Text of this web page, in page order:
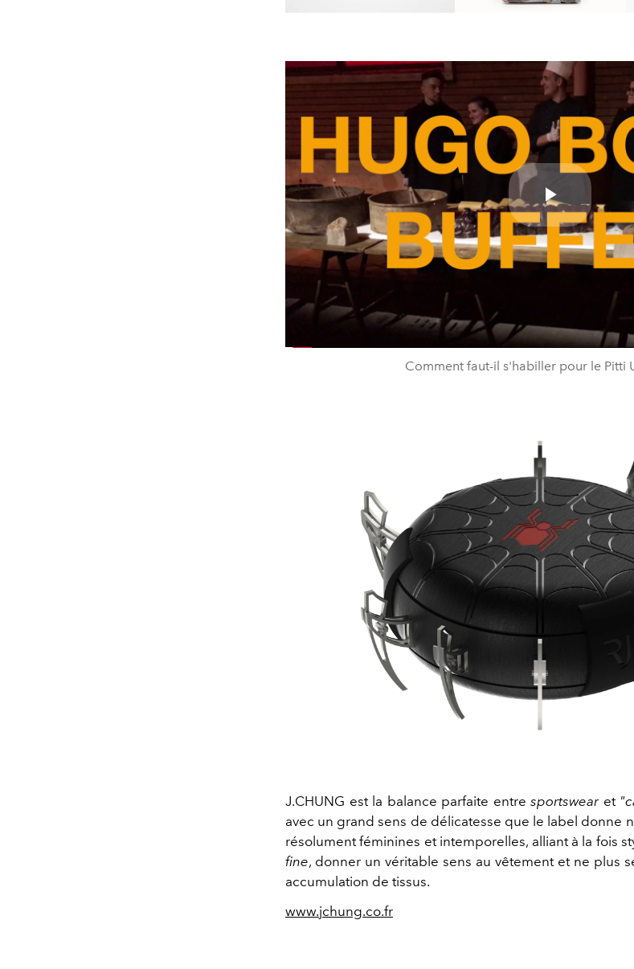
Play
Comment faut-il s'habiller pour le Pitti
J.CHUNG est la balance parfaite entresportswearet
avec un grand sens de délicatesse que le label donne
résolument féminines et intemporelles, alliant à la fois
fine, donner un véritable sens au vêtement et ne plus
accumulation de tissus.
www.jchung.co.fr